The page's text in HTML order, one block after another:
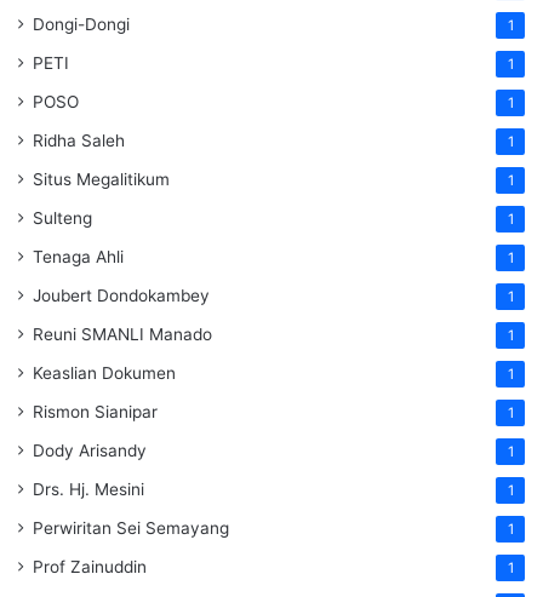
Dongi-Dongi 1
PETI 1
POSO 1
Ridha Saleh 1
Situs Megalitikum 1
Sulteng 1
Tenaga Ahli 1
Joubert Dondokambey 1
Reuni SMANLI Manado 1
Keaslian Dokumen 1
Rismon Sianipar 1
Dody Arisandy 1
Drs. Hj. Mesini 1
Perwiritan Sei Semayang 1
Prof Zainuddin 1